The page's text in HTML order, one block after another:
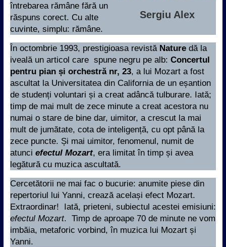
Sergiu Alex
întrebarea rămâne fără un
răspuns corect. Cu alte
cuvinte, simplu: rămâne.
În octombrie 1993, prestigioasa revistă Nature dă la
iveală un articol care spune negru pe alb: Concertul
pentru pian și orchestră nr, 23, a lui Mozart a fost
ascultat la Universitatea din California de un eșantion
de studenți voluntari și a creat adâncă tulburare. Iată;
timp de mai mult de zece minute a creat acestora nu
numai o stare de bine dar, uimitor, a crescut la mai
mult de jumătate, cota de inteligență, cu opt până la
zece puncte. Și mai uimitor, fenomenul, numit de
atunci efectul Mozart, era limitat în timp și avea
legătură cu muzica ascultată.
Cercetătorii ne mai fac o bucurie: anumite piese din
repertoriul lui Yanni, crează același efect Mozart.
Extraordinar! Iată, prieteni, subiectul acestei emisiuni:
efectul Mozart. Timp de aproape 70 de minute ne vom
imbăia, metaforic vorbind, în muzica lui Mozart și
Yanni.